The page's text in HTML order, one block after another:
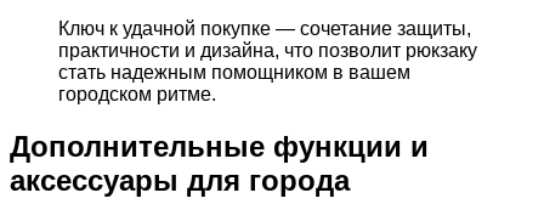
Ключ к удачной покупке — сочетание защиты,
практичности и дизайна, что позволит рюкзаку
стать надежным помощником в вашем
городском ритме.
Дополнительные функции и
аксессуары для города